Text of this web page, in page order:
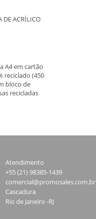
DE ACRÍLICO
A4 em cartão
reciclado (450
bloco de
recicladas
Atendimento
+55 (21) 98385-1439
comercial@promosales.com.br
Cascadura
Rio de Janeiro -RJ